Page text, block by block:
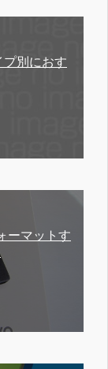
別におす
ーマットす